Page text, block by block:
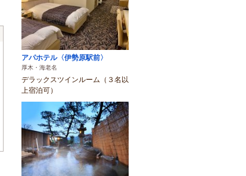
アパホテル〈伊勢原駅前〉
厚木・海老名
デラックスツインルーム（３名以
上宿泊可）